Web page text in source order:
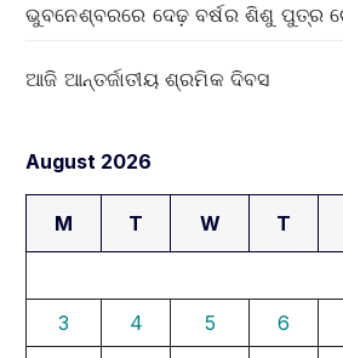
ଭୁବନେଶ୍ବରରେ ଦେଢ଼ ବର୍ଷର ଶିଶୁ ପୁତ୍ର
ଆଜି ଆନ୍ତର୍ଜାତୀୟ ଶ୍ରମିକ ଦିବସ
August 2026
M T W T
3
4 5 6